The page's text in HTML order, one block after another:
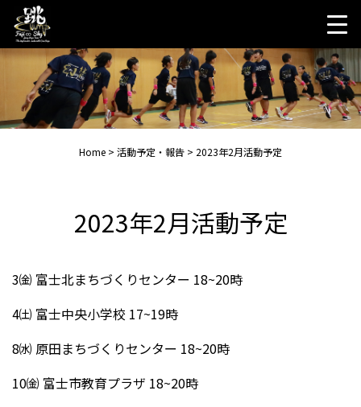
Skip
content
Home > 活動予定・報告 > 2023年2月活動予定
2023年2月活動予定
3㈮ 富士北まちづくりセンター 18~20時
4㈯ 富士中央小学校 17~19時
8㈬ 原田まちづくりセンター 18~20時
10㈮ 富士市教育プラザ 18~20時